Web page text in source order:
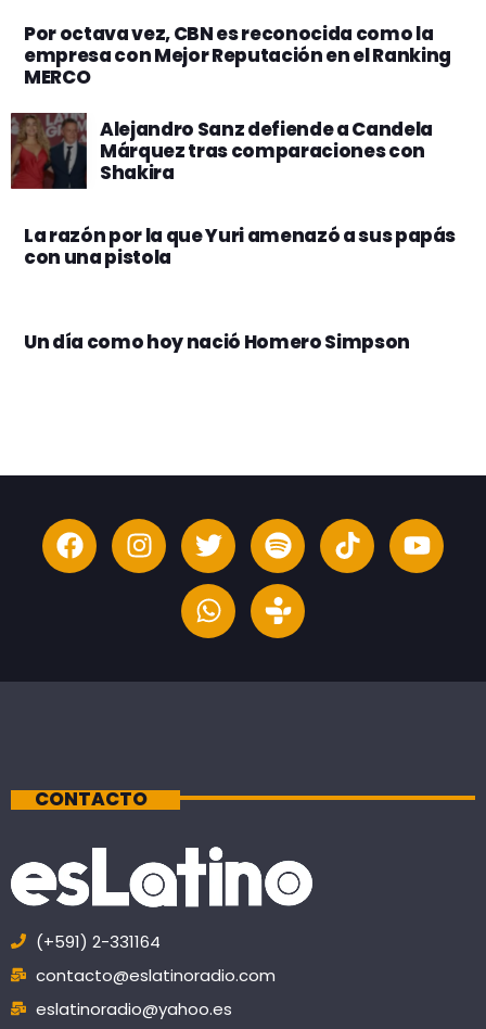
Por octava vez, CBN es reconocida como la
empresa con Mejor Reputación en el Ranking
MERCO
Alejandro Sanz defiende a Candela
Márquez tras comparaciones con
Shakira
La razón por la que Yuri amenazó a sus papás
con una pistola
Un día como hoy nació Homero Simpson
CONTACTO
(+591) 2-331164
contacto@eslatinoradio.com
eslatinoradio@yahoo.es